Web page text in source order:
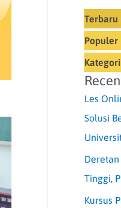
Terbaru
Populer
Kategori
Les
Solusi
Tinggi,
Kursus